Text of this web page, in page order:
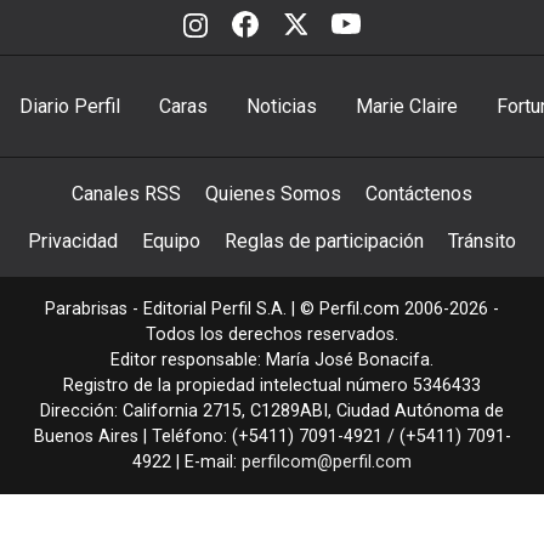
Diario Perfil Caras Noticias Marie Claire
Canales RSS Quienes Somos Contáctenos
Privacidad Equipo Reglas de participación Tránsito
Parabrisas - Editorial Perfil S.A. | © Perfil.com 2006-2026 -
Todos los derechos reservados.
Editor responsable: María José Bonacifa.
Registro de la propiedad intelectual número 5346433
Dirección: California 2715, C1289ABI , Ciudad Autónoma de
Buenos Aires | Teléfono: (+5411) 7091-4921 / (+5411) 7091-
4922 | E-mail: perfilcom@perfil.com